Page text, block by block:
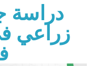
دراسة